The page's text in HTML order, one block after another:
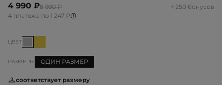
4 990 ₽8 990 ₽
+ 250 бонусов
4 платежа по 1 247 ₽
ЦВЕТ
РАЗМЕРЫ ОДИН РАЗМЕР
соответствует размеру